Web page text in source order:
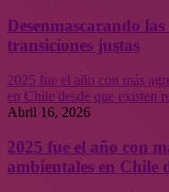
Desenmascarando
transiciones justas
2025 fue el año con más
en Chile desde que existen
Abril 16, 2026
2025 fue el año con
ambientales en Chile